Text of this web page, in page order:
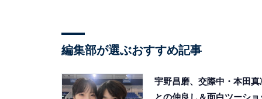
編集部が選ぶおすすめ記事
宇野昌磨、交際中・本田真
との仲良し＆面白ツーショ